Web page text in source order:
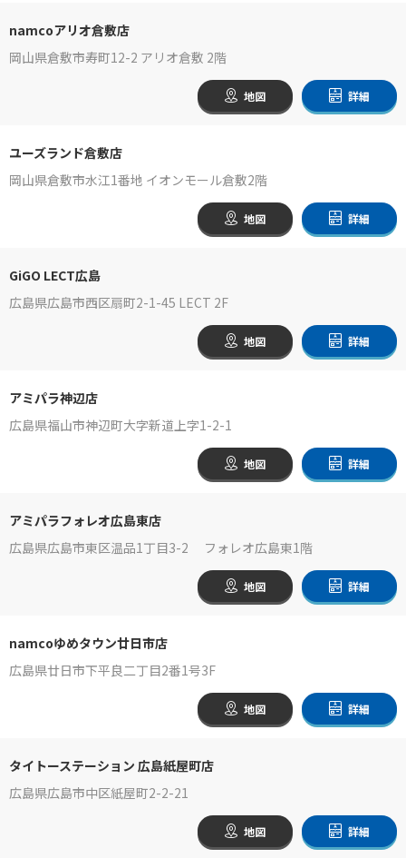
namcoアリオ倉敷店
岡山県倉敷市寿町12-2 アリオ倉敷 2階
地図 詳細
ユーズランド倉敷店
岡山県倉敷市水江1番地 イオンモール倉敷2階
地図 詳細
GiGO LECT広島
広島県広島市西区扇町2-1-45 LECT 2F
地図 詳細
アミパラ神辺店
広島県福山市神辺町大字新道上字1-2-1
地図 詳細
アミパラフォレオ広島東店
広島県広島市東区温品1丁目3-2 フォレオ広島東1階
地図 詳細
namcoゆめタウン廿日市店
広島県廿日市下平良二丁目2番1号3F
地図 詳細
タイトーステーション 広島紙屋町店
広島県広島市中区紙屋町2-2-21
地図 詳細